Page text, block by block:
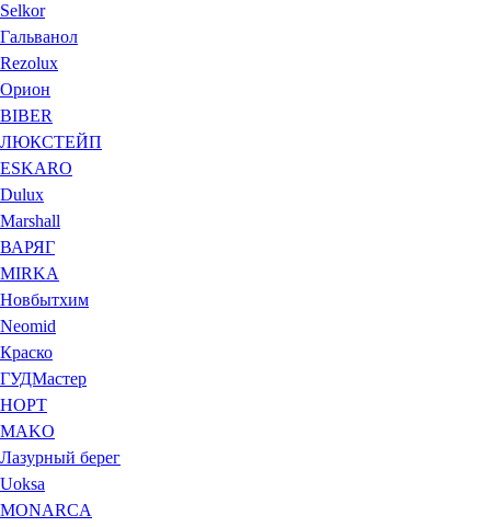
Selkor
Гальванол
Rezolux
Орион
BIBER
ЛЮКСТЕЙП
ESKARO
Dulux
Marshall
ВАРЯГ
MIRKA
Новбытхим
Neomid
Краско
ГУДМастер
НОРТ
MAKO
Лазурный берег
Uoksa
MONARCA